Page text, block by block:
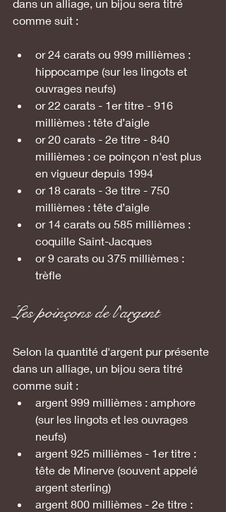
dans un alliage, un bijou sera titré
comme suit :
or 24 carats ou 999 millièmes :
hippocampe (sur les lingots et
ouvrages neufs)
or 22 carats - 1er titre - 916
millièmes : tête d’aigle
or 20 carats - 2e titre - 840
millièmes : ce poinçon n'est plus
en vigueur depuis 1994
or 18 carats - 3e titre - 750
millièmes : tête d’aigle
or 14 carats ou 585 millièmes :
coquille Saint-Jacques
or 9 carats ou 375 millièmes :
trèfle
Les poinçons de l'argent
Selon la quantité d'argent pur présente
dans un alliage, un bijou sera titré
comme suit :
argent 999 millièmes : amphore
(sur les lingots et les ouvrages
neufs)
argent 925 millièmes - 1er titre :
tête de Minerve (souvent appelé
argent sterling)
argent 800 millièmes - 2e titre :